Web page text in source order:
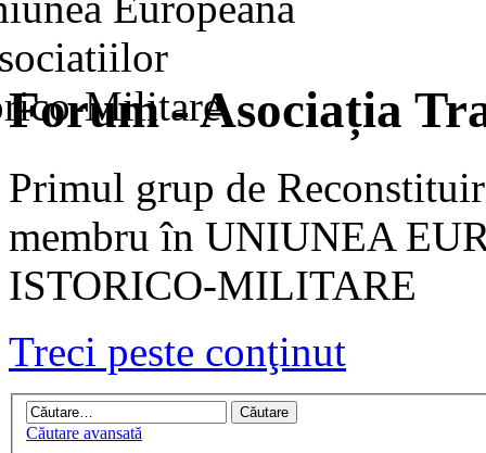
Forum - Asociația
Primul grup de
membru în UNIUNEA
ISTORICO-MILITARE
Treci peste conţinut
Căutare avansată